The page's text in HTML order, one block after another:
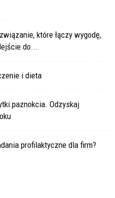
które łączy wygodę,
do...
i dieta
paznokcia. Odzyskaj
profilaktyczne dla firm?